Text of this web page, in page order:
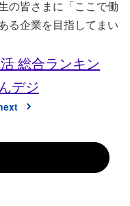
の皆さまに「ここで働
る企業を目指してまい
総合ランキン
デジ